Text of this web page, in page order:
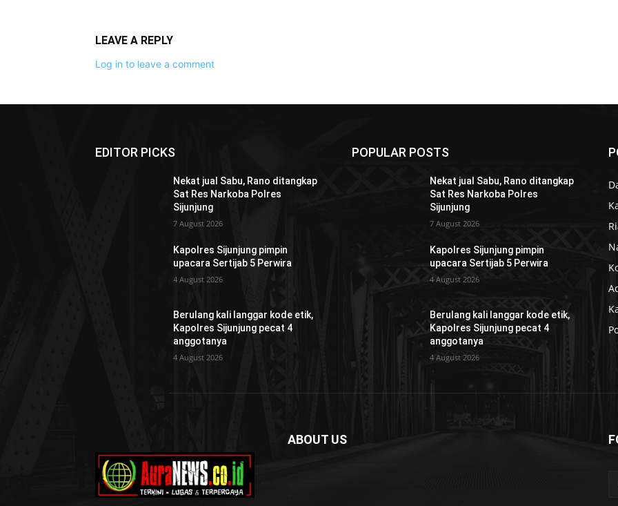
LEAVE A REPLY
Log in to leave a comment
EDITOR PICKS
Nekat jual Sabu, Rano ditangkap
Sat Res Narkoba Polres
Sijunjung
7 August 2026
Kapolres Sijunjung pimpin
upacara Sertijab 5 Perwira
4 August 2026
Berulang kali langgar kode etik,
Kapolres Sijunjung pecat 4
anggotanya
4 August 2026
POPULAR POSTS
Nekat jual Sabu, Rano ditangkap
Sat Res Narkoba Polres
Sijunjung
7 August 2026
Kapolres Sijunjung pimpin
upacara Sertijab 5 Perwira
4 August 2026
Berulang kali langgar kode etik,
Kapolres Sijunjung pecat 4
anggotanya
4 August 2026
ABOUT US